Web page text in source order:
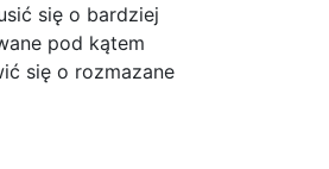
się o bardziej
pod kątem
się o rozmazane